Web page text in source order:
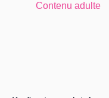
Contenu adulte